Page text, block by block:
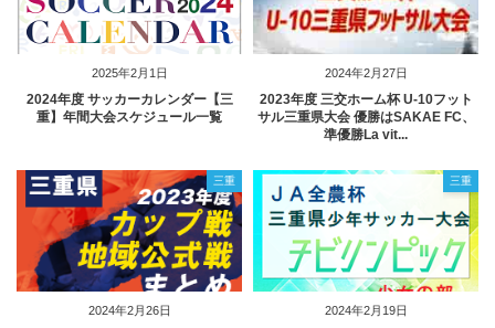
2025年2月1日
2024年度 サッカーカレンダー【三
重】年間大会スケジュール一覧
2024年2月27日
2023年度 三交ホーム杯 U-10フット
サル三重県大会 優勝はSAKAE FC、
準優勝La vit...
2024年2月26日
三重
2024年2月19日
三重